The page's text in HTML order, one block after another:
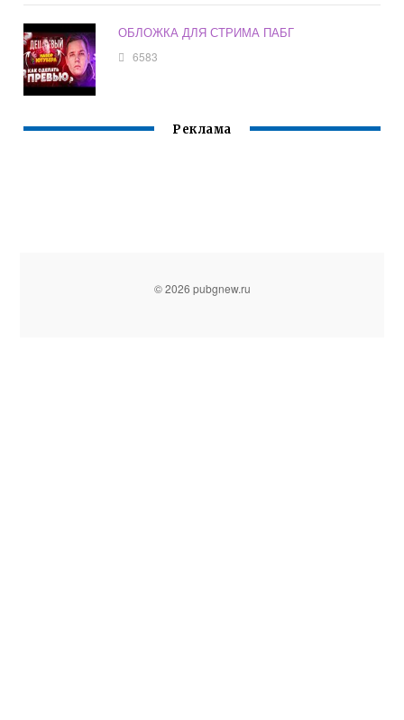
ОБЛОЖКА ДЛЯ СТРИМА ПАБГ
6583
Реклама
© 2026 pubgnew.ru